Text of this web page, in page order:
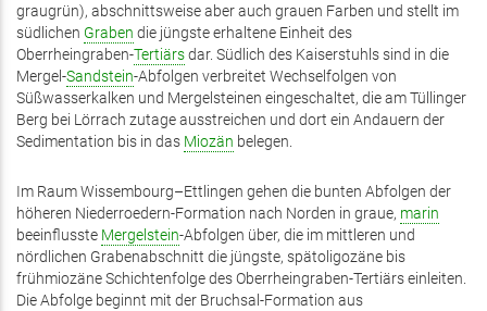
graugrün), abschnittsweise aber auch grauen Farben und stellt im
südlichen Graben die jüngste erhaltene Einheit des
Oberrheingraben-Tertiärsdar. Südlich des Kaiserstuhls sind in die
Mergel-Sandstein-Abfolgen verbreitet Wechselfolgen von
Süßwasserkalken und Mergelsteinen eingeschaltet, die am Tüllinger
Berg bei Lörrach zutage ausstreichen und dort ein Andauern der
Sedimentation bis in das Miozän belegen.
Im Raum Wissembourg–Ettlingen gehen die bunten Abfolgen der
höheren Niederroedern-Formation nach Norden in graue, marin
beeinflusste Mergelstein-Abfolgen über, die im mittleren und
nördlichen Grabenabschnitt die jüngste, spätoligozäne bis
frühmiozäne Schichtenfolge des Oberrheingraben-Tertiärs einleiten.
Die Abfolge beginnt mit der Bruchsal-Formation aus